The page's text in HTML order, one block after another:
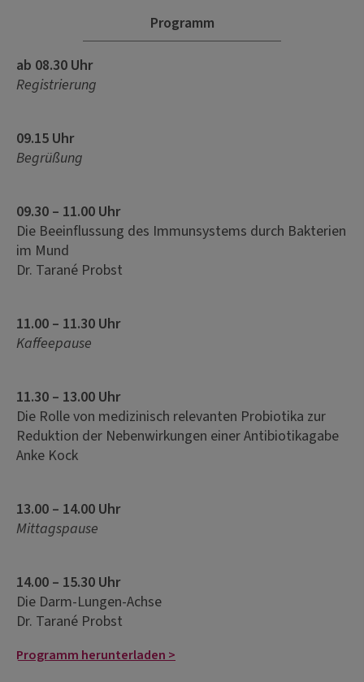
Programm
ab 08.30 Uhr
Registrierung
09.15 Uhr
Begrüßung
09.30 – 11.00 Uhr
Die Beeinflussung des Immunsystems durch Bakterien
im Mund
Dr. Tarané Probst
11.00 – 11.30 Uhr
Kaffeepause
11.30 – 13.00 Uhr
Die Rolle von medizinisch relevanten Probiotika zur
Reduktion der Nebenwirkungen einer Antibiotikagabe
Anke Kock
13.00 – 14.00 Uhr
Mittagspause
14.00 – 15.30 Uhr
Die Darm-Lungen-Achse
Dr. Tarané Probst
Programm herunterladen >